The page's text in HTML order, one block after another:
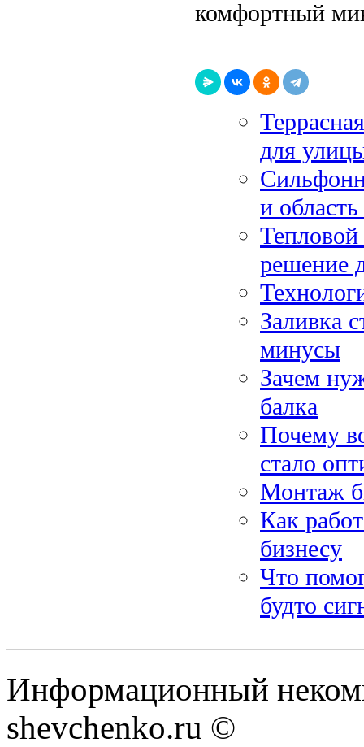
комфортный
для
и
решение
Заливка
минусы
Зачем
балка
Почему
стало
Монтаж
Как
бизнесу
Что
будто
Информационный
shevchenko.ru ©